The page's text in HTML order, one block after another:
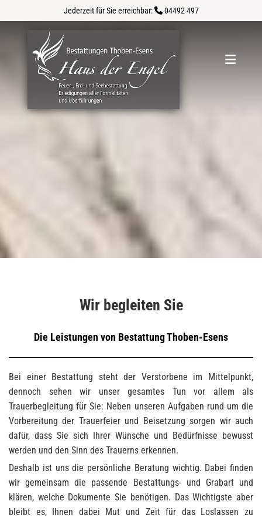
Zum Inhalt springenJederzeit für Sie erreichbar:  04492 497
Wir begleiten Sie
Die Leistungen von Bestattung Thoben-Esens
Bei einer Bestattung steht der Verstorbene im Mittelpunkt,
dennoch sehen wir unser gesamtes Tun vor allem als
Trauerbegleitung für Sie: Neben unseren Aufgaben rund um die
Vorbereitung der Trauerfeier und Beisetzung sorgen wir auch
dafür, dass Sie sich Ihrer Wünsche und Bedürfnisse bewusst
werden und den Sinn des Trauerns erkennen.
Deshalb ist uns die persönliche Beratung wichtig. Dabei finden
wir gemeinsam die passende Bestattungs- und Grabart und
klären, welche Dokumente Sie benötigen. Das Wichtigste aber
bleibt es, Ihnen dabei Mut und Zeit für das Loslassen zu